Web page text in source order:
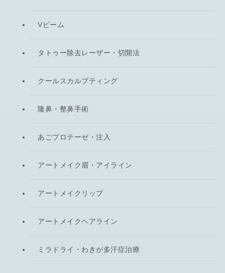
Vビーム
タトゥー除去レーザー・切開法
クールスカルプティング
隆鼻・整鼻手術
あごプロテーゼ・注入
アートメイク眉・アイライン
アートメイクリップ
アートメイクヘアライン
ミラドライ・わきが多汗症治療